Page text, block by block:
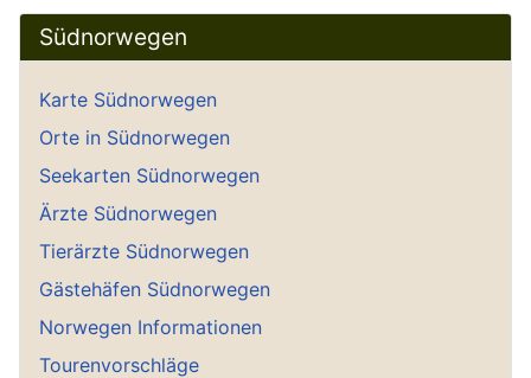
Südnorwegen
Karte Südnorwegen
Orte in Südnorwegen
Seekarten Südnorwegen
Ärzte Südnorwegen
Tierärzte Südnorwegen
Gästehäfen Südnorwegen
Norwegen Informationen
Tourenvorschläge